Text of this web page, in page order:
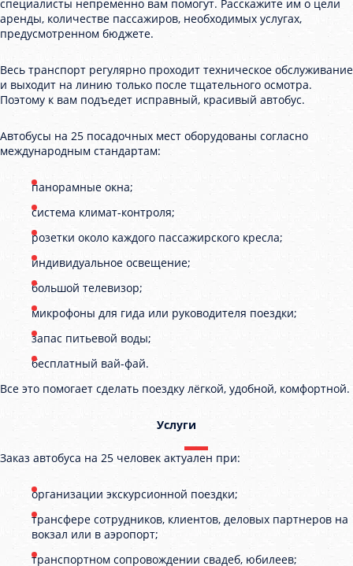
специалисты непременно вам помогут. Расскажите им о цели
аренды, количестве пассажиров, необходимых услугах,
предусмотренном бюджете.
Весь транспорт регулярно проходит техническое обслуживание
и выходит на линию только после тщательного осмотра.
Поэтому к вам подъедет исправный, красивый автобус.
Автобусы на 25 посадочных мест оборудованы согласно
международным стандартам:
панорамные окна;
система климат-контроля;
розетки около каждого пассажирского кресла;
индивидуальное освещение;
большой телевизор;
микрофоны для гида или руководителя поездки;
запас питьевой воды;
бесплатный вай-фай.
Все это помогает сделать поездку лёгкой, удобной, комфортной.
Услуги
Заказ автобуса на 25 человек актуален при:
организации экскурсионной поездки;
трансфере сотрудников, клиентов, деловых партнеров на
вокзал или в аэропорт;
транспортном сопровождении свадеб, юбилеев;